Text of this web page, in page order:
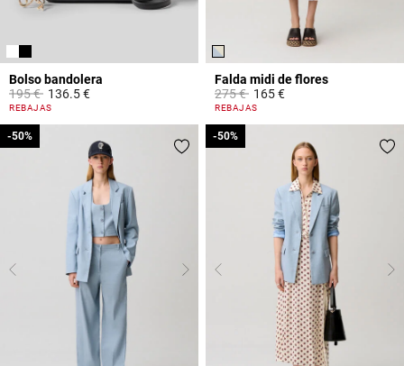
Bolso bandolera
Price reduced from
195 €to136.5 €
3,9 out of 5 Customer Rating
REBAJAS
Falda midi de flores
Price reduced from
275 €to165 €
5 out of 5 Customer Rating
REBAJAS
-50%
-50% -50%
-50%